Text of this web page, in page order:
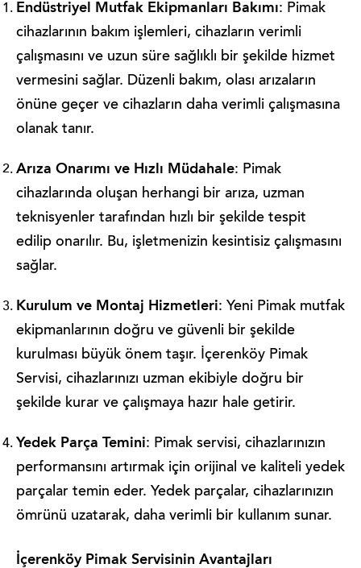
Endüstriyel Mutfak Ekipmanları Bakımı: Pimak
cihazlarının bakım işlemleri, cihazların verimli
çalışmasını ve uzun süre sağlıklı bir şekilde hizmet
vermesini sağlar. Düzenli bakım, olası arızaların
önüne geçer ve cihazların daha verimli çalışmasına
olanak tanır.
Arıza Onarımı ve Hızlı Müdahale: Pimak
cihazlarında oluşan herhangi bir arıza, uzman
teknisyenler tarafından hızlı bir şekilde tespit
edilip onarılır. Bu, işletmenizin kesintisiz çalışmasını
sağlar.
Kurulum ve Montaj Hizmetleri: Yeni Pimak mutfak
ekipmanlarının doğru ve güvenli bir şekilde
kurulması büyük önem taşır. İçerenköy Pimak
Servisi, cihazlarınızı uzman ekibiyle doğru bir
şekilde kurar ve çalışmaya hazır hale getirir.
Yedek Parça Temini: Pimak servisi, cihazlarınızın
performansını artırmak için orijinal ve kaliteli yedek
parçalar temin eder. Yedek parçalar, cihazlarınızın
ömrünü uzatarak, daha verimli bir kullanım sunar.
İçerenköy Pimak Servisinin Avantajları